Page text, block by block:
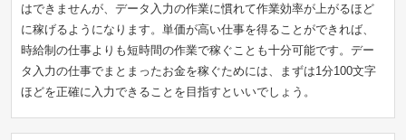
はできませんが、データ入力の作業に慣れて作業効率が上がるほど
に稼げるようになります。単価が高い仕事を得ることができれば、
時給制の仕事よりも短時間の作業で稼ぐことも十分可能です。デー
タ入力の仕事でまとまったお金を稼ぐためには、まずは1分100文字
ほどを正確に入力できることを目指すといいでしょう。